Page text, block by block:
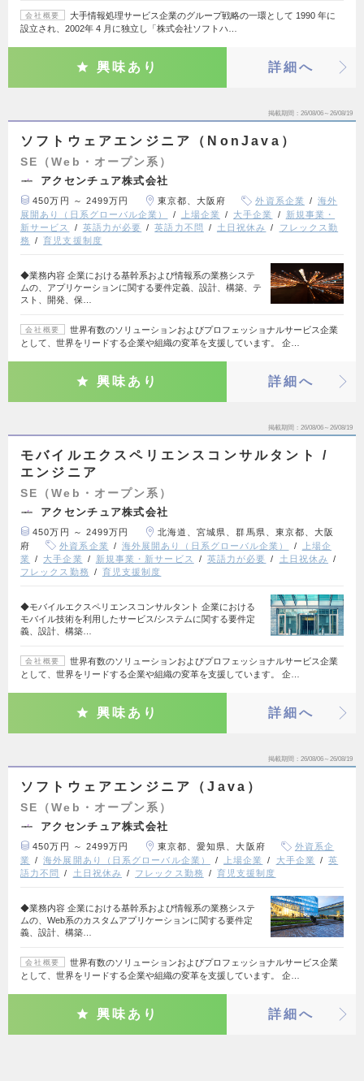
会社概要
大手情報処理サービス企業のグループ戦略の一環として 1990 年に
設立され、2002年 4 月に独立し「株式会社ソフトハ…
興味あり 詳細へ
掲載期間 26/08/06～26/08/19
ソフトウェアエンジニア（NonJava）
SE（Web・オープン系）
アクセンチュア株式会社
450万円 ～ 2499万円 東京都、大阪府 外資系企業
海外
展開あり（日系グローバル企業）
上場企業 大手企業
新規事業・
新サービス
英語力が必要 英語力不問 土日祝休み
フレックス勤
務
育児支援制度
◆業務内容 企業における基幹系および情報系の業務システ
ムの、アプリケーションに関する要件定義、設計、構築、テ
スト、開発、保…
会社概要
世界有数のソリューションおよびプロフェッショナルサービス企業
として、世界をリードする企業や組織の変革を支援しています。 企…
興味あり 詳細へ
掲載期間 26/08/06～26/08/19
モバイルエクスペリエンスコンサルタント /
エンジニア
SE（Web・オープン系）
アクセンチュア株式会社
450万円 ～ 2499万円
北海道、宮城県、群馬県、東京都、大阪
府
外資系企業 海外展開あり（日系グローバル企業）
上場企
業
大手企業 新規事業・新サービス 英語力が必要
土日祝休み
フレックス勤務
育児支援制度
◆モバイルエクスペリエンスコンサルタント 企業における
モバイル技術を利用したサービス/システムに関する要件定
義、設計、構築…
会社概要
世界有数のソリューションおよびプロフェッショナルサービス企業
として、世界をリードする企業や組織の変革を支援しています。 企…
興味あり 詳細へ
掲載期間 26/08/06～26/08/19
ソフトウェアエンジニア（Java）
SE（Web・オープン系）
アクセンチュア株式会社
450万円 ～ 2499万円 東京都、愛知県、大阪府
外資系企
業
海外展開あり（日系グローバル企業） 上場企業 大手企業
英
語力不問
土日祝休み フレックス勤務 育児支援制度
◆業務内容 企業における基幹系および情報系の業務システ
ムの、Web系のカスタムアプリケーションに関する要件定
義、設計、構築…
会社概要
世界有数のソリューションおよびプロフェッショナルサービス企業
として、世界をリードする企業や組織の変革を支援しています。 企…
興味あり 詳細へ